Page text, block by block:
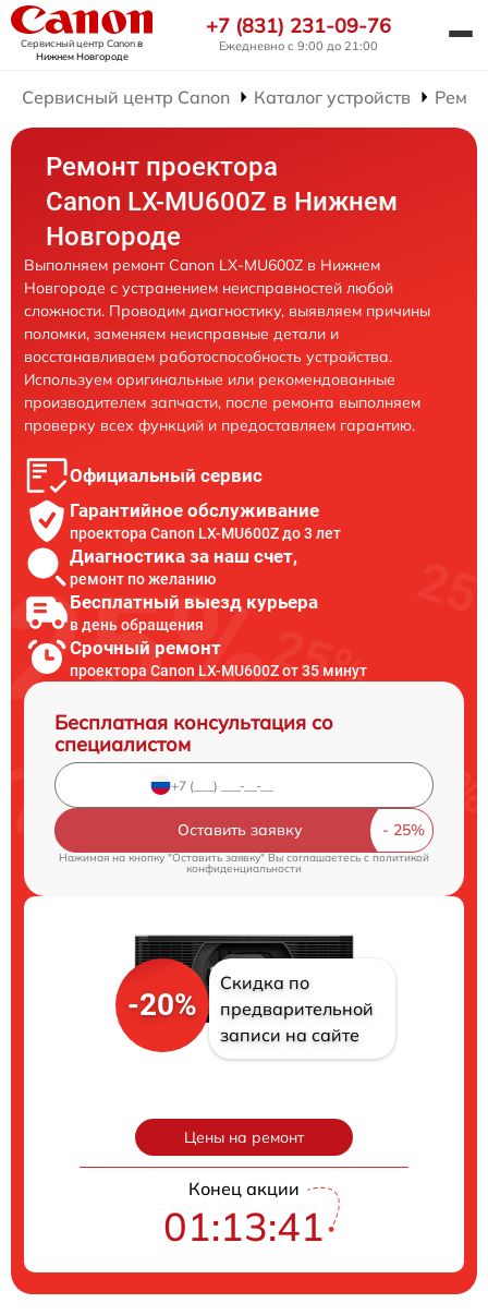
Сервисный центр Canonв
Нижнем Новгороде
+7 (831) 231-09-76
Ежедневно с 9:00 до 21:00
Сервисный центр Canon Каталог устройств
Ремонт проектора
Canon LX-MU600Z в Нижнем
Новгороде
Выполняем ремонт Canon LX-MU600Z в Нижнем
Новгороде с устранением неисправностей любой
сложности. Проводим диагностику, выявляем причины
поломки, заменяем неисправные детали и
восстанавливаем работоспособность устройства.
Используем оригинальные или рекомендованные
производителем запчасти, после ремонта выполняем
проверку всех функций и предоставляем гарантию.
Официальный сервис
Гарантийное обслуживание
проектора Canon LX-MU600Z до 3 лет
Диагностика за наш счет,
ремонт по желанию
Бесплатный выезд курьера
в день обращения
Срочный ремонт
проектора Canon LX-MU600Z от 35 минут
Бесплатная консультация со
специалистом
Оставить заявку
Нажимая на кнопку "Оставить заявку" Вы соглашаетесь cполитикой
конфиденциальности
-20%
Скидка по
предварительной
записи на сайте
Цены на ремонт
Конец акции
01:13:40